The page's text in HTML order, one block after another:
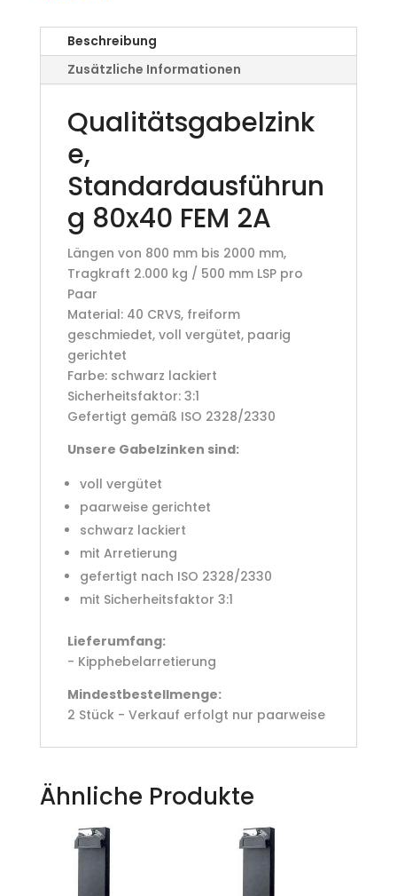
Beschreibung
Zusätzliche Informationen
Qualitätsgabelzink
e,
Standardausführun
g 80x40 FEM 2A
Längen von 800 mm bis 2000 mm,
Tragkraft 2.000 kg / 500 mm LSP pro
Paar
Material: 40 CRVS, freiform
geschmiedet, voll vergütet, paarig
gerichtet
Farbe: schwarz lackiert
Sicherheitsfaktor: 3:1
Gefertigt gemäß ISO 2328/2330
Unsere Gabelzinken sind:
voll vergütet
paarweise gerichtet
schwarz lackiert
mit Arretierung
gefertigt nach ISO 2328/2330
mit Sicherheitsfaktor 3:1
Lieferumfang:
- Kipphebelarretierung
Mindestbestellmenge:
2 Stück - Verkauf erfolgt nur paarweise
Ähnliche Produkte